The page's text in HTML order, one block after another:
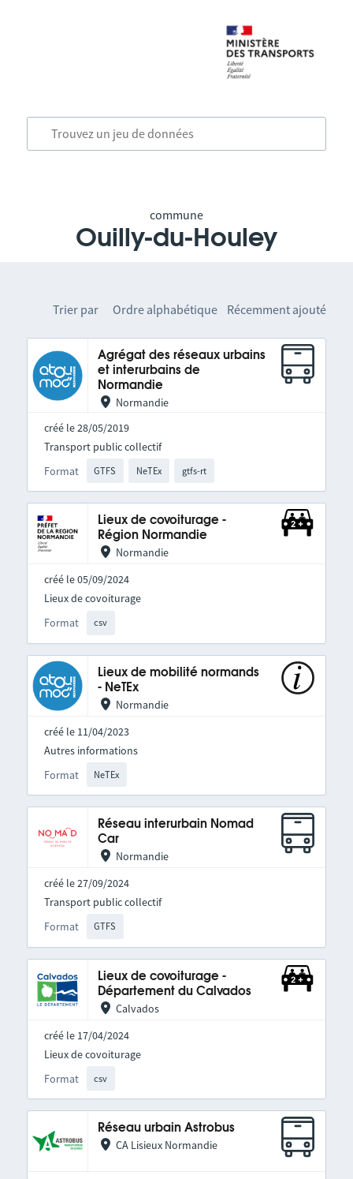
commune
Ouilly-du-Houley
Trier par Ordre alphabétique Récemment ajouté
Agrégat des réseaux urbains
et interurbains de
Normandie
Normandie
créé le 28/05/2019
Format GTFS NeTEx gtfs-rt
Transport public collectif
Lieux de covoiturage -
Région Normandie
Normandie
créé le 05/09/2024
Format csv
Lieux de covoiturage
Lieux de mobilité normands
- NeTEx
Normandie
créé le 11/04/2023
Format NeTEx
Autres informations
Réseau interurbain Nomad
Car
Normandie
créé le 27/09/2024
Format GTFS
Transport public collectif
Lieux de covoiturage -
Département du Calvados
Calvados
créé le 17/04/2024
Format csv
Lieux de covoiturage
Réseau urbain Astrobus
CA Lisieux Normandie